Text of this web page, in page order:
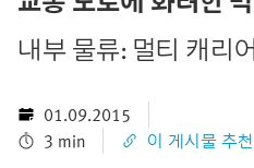
내부 물류: 멀티 캐리
01.09.2015
3 min
이 게시물 추천